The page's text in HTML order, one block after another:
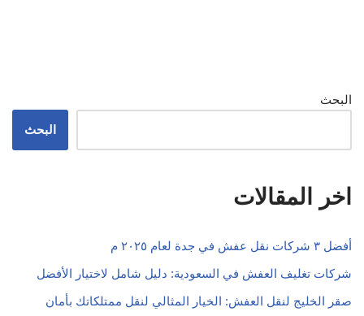
البحث
البحث
اخر المقالات
أفضل ٣ شركات نقل عفش في جدة لعام ٢٠٢٥ م
شركات تغليف العفش في السعودية: دليل شامل لاختيار الأفضل
صقر الخليج لنقل العفش: الخيار المثالي لنقل ممتلكاتك بأمان